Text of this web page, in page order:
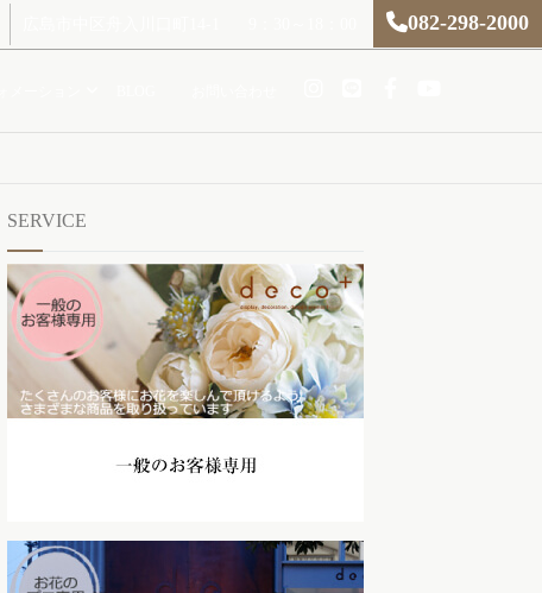
082-298-2000
SERVICE